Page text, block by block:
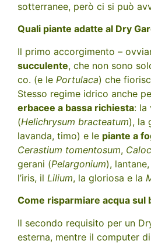
sotterranee, però ci si può
Quali piante adatte al Dry
Il primo accorgimento –
succulente, che non sono
co. (e le Portulaca) che
Stesso regime idrico anche
erbacee a bassa richiesta: la
(Helichrysum bracteatum), la
lavanda, timo) e le piante a
Cerastium tomentosum,
gerani (Pelargonium),
l’iris, il Lilium, la gloriosa e la
Come risparmiare acqua sul
Il secondo requisito per un
esterna, mentre il computer